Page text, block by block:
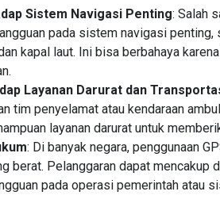
Sistem Navigasi Penting: Salah
pada sistem navigasi
kapal laut. Ini bisa berbahaya
Layanan Darurat dan
tim penyelamat atau kendaraan
layanan darurat untuk
: Di banyak negara, penggunaan
berat. Pelanggaran dapat mencakup
pada operasi pemerintah atau